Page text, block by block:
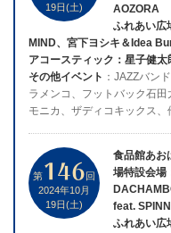
19日(土)
AOZORA
ふれあい広
MIND、宮下ヨシキ＆Idea
アコースティック：星子健太
その他イベント ：JAZZバン
ラメンコ、フットバック石
モニカ、ザディコキックス、
第146回
2024年10月
19日(土)
食品館あお
場特設会場
feat.
ふれあい広